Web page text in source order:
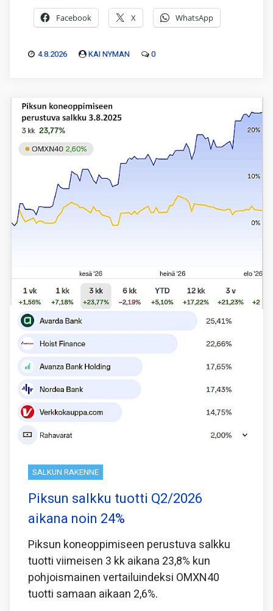
Facebook X WhatsApp
4.8.2026 KAI NYMAN 0
SALKUN RAKENNE
Piksun salkku tuotti Q2/2026
aikana noin 24%
Piksun koneoppimiseen perustuva salkku
tuotti viimeisen 3 kk aikana 23,8% kun
pohjoismainen vertailuindeksi OMXN40
tuotti samaan aikaan 2,6%.